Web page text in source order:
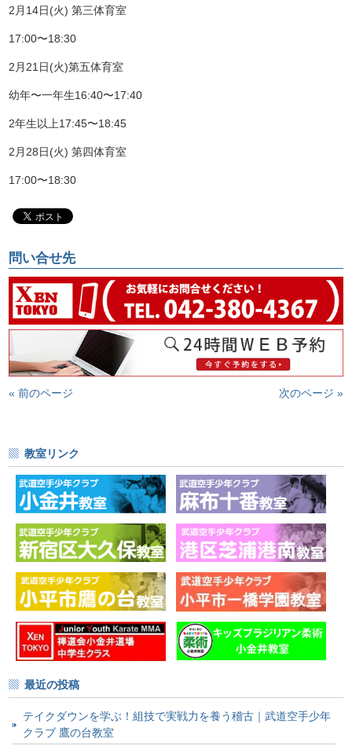
2月 14日(火)第三体育室
17:00〜18:30
2月21日(火)第五体育室
幼年〜一年生16:40〜17:40
2年生以上17:45〜18:45
2月28日(火)第四体育室
17:00〜18:30
問い合せ先
« 前のページ 次のページ »
教室リンク
最近の投稿
テイクダウンを学ぶ！組技で実戦力を養う稽古｜武道空手少年
クラブ 鷹の台教室